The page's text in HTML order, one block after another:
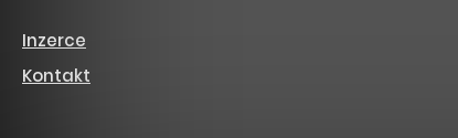
Inzerce
Kontakt